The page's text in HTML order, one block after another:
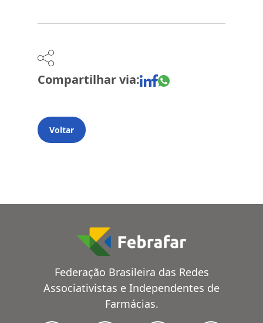
Compartilhar via:
Voltar
Federação Brasileira das Redes
Associativistas e Independentes de
Farmácias.